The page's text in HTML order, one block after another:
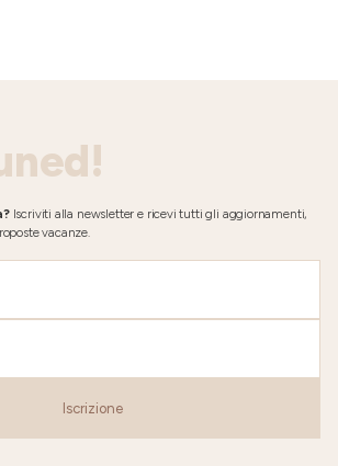
Iscriviti alla newsletter e ricevi tutti gli aggiornamenti,
vacanze.
Iscrizione